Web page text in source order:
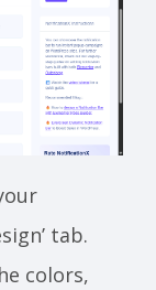
tab.
colors,